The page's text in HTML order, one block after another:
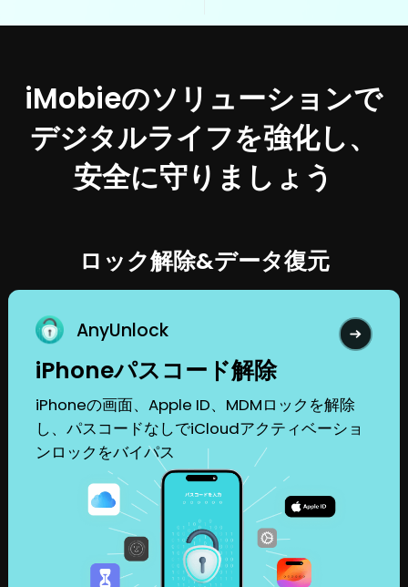
iMobieのソリューションで
デジタルライフを強化し、
安全に守りましょう
ロック解除&データ復元
AnyUnlock
iPhoneパスコード解除
iPhoneの画面、Apple ID、MDMロックを解除
し、パスコードなしでiCloudアクティベーショ
ンロックをバイパス